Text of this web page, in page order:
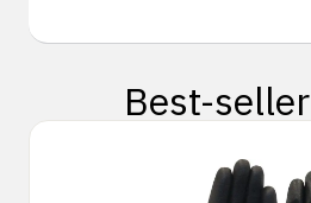
Best-seller